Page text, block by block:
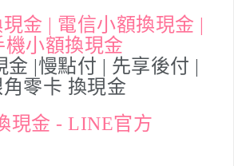
金 | 電信小額換現金 |
機小額換現金
|慢點付 | 先享後付 |
角零卡 換現金